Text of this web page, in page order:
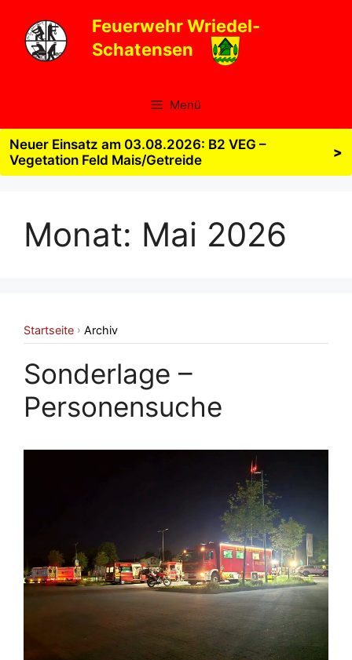
Inhalt
springen
Feuerwehr Wriedel-
Schatensen
Menü
Neuer Einsatz am 03.08.2026: B2 VEG –
Vegetation Feld Mais/Getreide
>
Monat: Mai 2026
Startseite › Archiv
Sonderlage –
Personensuche